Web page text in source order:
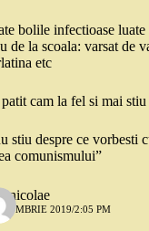
bolile infectioase luate
de la scoala: varsat de
etc
cam la fel si mai
stiu despre ce vorbesti
comunismului”
nicolae
2019/2:05 PM